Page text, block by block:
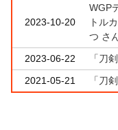
2023-10-20
WGP
トル
つ さ
2023-06-22
「刀
2021-05-21
「刀